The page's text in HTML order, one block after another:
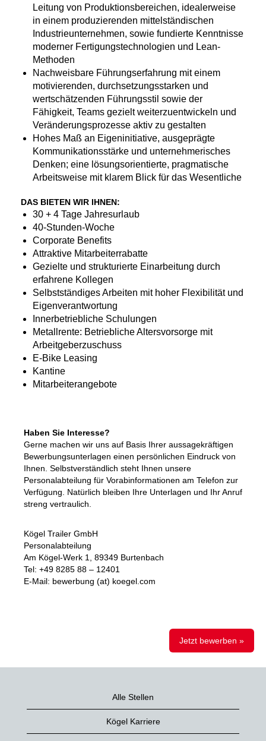
Leitung von Produktionsbereichen, idealerweise
in einem produzierenden mittelständischen
Industrieunternehmen, sowie fundierte Kenntnisse
moderner Fertigungstechnologien und Lean-
Methoden
Nachweisbare Führungserfahrung mit einem
motivierenden, durchsetzungsstarken und
wertschätzenden Führungsstil sowie der
Fähigkeit, Teams gezielt weiterzuentwickeln und
Veränderungsprozesse aktiv zu gestalten
Hohes Maß an Eigeninitiative, ausgeprägte
Kommunikationsstärke und unternehmerisches
Denken; eine lösungsorientierte, pragmatische
Arbeitsweise mit klarem Blick für das Wesentliche
DAS BIETEN WIR IHNEN:
30 + 4 Tage Jahresurlaub
40-Stunden-Woche
Corporate Benefits
Attraktive Mitarbeiterrabatte
Gezielte und strukturierte Einarbeitung durch
erfahrene Kollegen
Selbstständiges Arbeiten mit hoher Flexibilität und
Eigenverantwortung
Innerbetriebliche Schulungen
Metallrente: Betriebliche Altersvorsorge mit
Arbeitgeberzuschuss
E-Bike Leasing
Kantine
Mitarbeiterangebote
Haben Sie Interesse?
Gerne machen wir uns auf Basis Ihrer aussagekräftigen
Bewerbungsunterlagen einen persönlichen Eindruck von
Ihnen. Selbstverständlich steht Ihnen unsere
Personalabteilung für Vorabinformationen am Telefon zur
Verfügung. Natürlich bleiben Ihre Unterlagen und Ihr Anruf
streng vertraulich.
Kögel Trailer GmbH
Personalabteilung
Am Kögel-Werk 1, 89349 Burtenbach
Tel: +49 8285 88 – 12401
E-Mail: bewerbung (at) koegel.com
Jetzt bewerben »
Alle Stellen
Kögel Karriere